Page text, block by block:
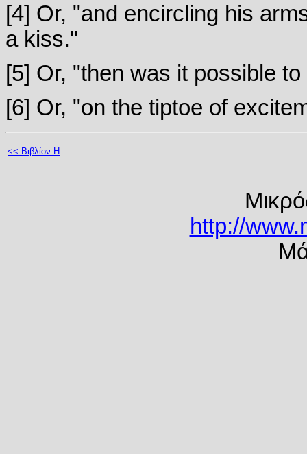
[4] Or, "and encircling his
a kiss."
[5] Or, "then was it possible
[6] Or, "on the tiptoe of
<< Βιβλίον Η
http://